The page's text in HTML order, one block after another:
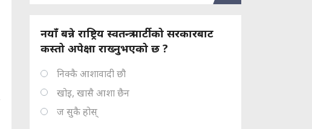
नयाँ बन्ने राष्ट्रिय स्वतन्त्र पार्टीको सरकारबाट
कस्तो अपेक्षा राख्नुभएको छ ?
निक्कै आशावादी छौ
खोइ, खासै आशा छैन
ज सुकै होस्